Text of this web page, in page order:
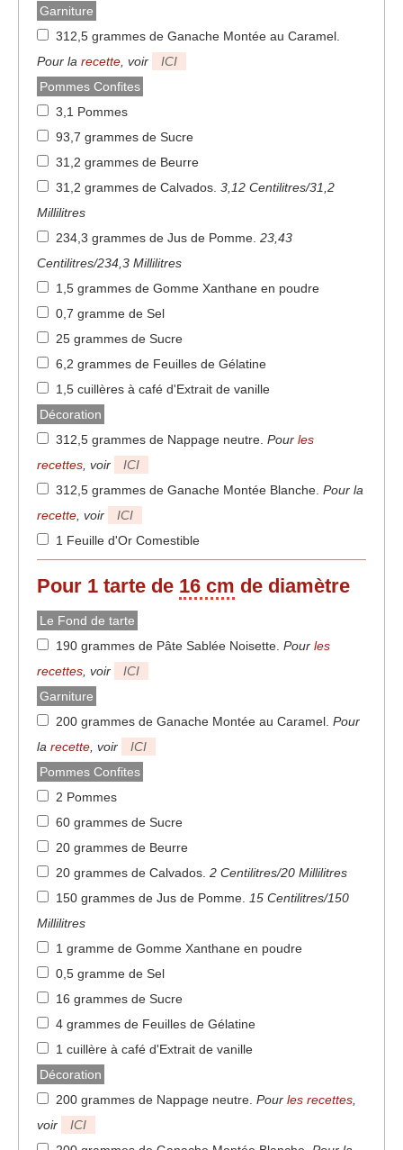
Garniture
312,5 grammes de Ganache Montée au Caramel.
Pour la recette, voir
ICI
Pommes Confites
3,1 Pommes
93,7 grammes de Sucre
31,2 grammes de Beurre
31,2 grammes de Calvados. 3,12 Centilitres/31,2
Millilitres
234,3 grammes de Jus de Pomme. 23,43
Centilitres/234,3 Millilitres
1,5 grammes de Gomme Xanthane en poudre
0,7 gramme de Sel
25 grammes de Sucre
6,2 grammes de Feuilles de Gélatine
1,5 cuillères à café d'Extrait de vanille
Décoration
312,5 grammes de Nappage neutre. Pour les
recettes, voir
ICI
312,5 grammes de Ganache Montée Blanche. Pour la
recette, voir
ICI
1 Feuille d'Or Comestible
Pour 1 tarte de 16 cm de diamètre
Le Fond de tarte
190 grammes de Pâte Sablée Noisette. Pour les
recettes, voir
ICI
Garniture
200 grammes de Ganache Montée au Caramel. Pour
la recette, voir
ICI
Pommes Confites
2 Pommes
60 grammes de Sucre
20 grammes de Beurre
20 grammes de Calvados. 2 Centilitres/20 Millilitres
150 grammes de Jus de Pomme. 15 Centilitres/150
Millilitres
1 gramme de Gomme Xanthane en poudre
0,5 gramme de Sel
16 grammes de Sucre
4 grammes de Feuilles de Gélatine
1 cuillère à café d'Extrait de vanille
Décoration
200 grammes de Nappage neutre. Pour les recettes,
voir
ICI